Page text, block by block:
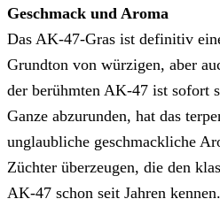
Geschmack und Aroma
Das AK-47-Gras ist definitiv
Grundton von würzigen, aber
der berühmten AK-47 ist sofort
Ganze abzurunden, hat das
unglaubliche geschmackliche
Züchter überzeugen, die den
AK-47 schon seit Jahren kennen.